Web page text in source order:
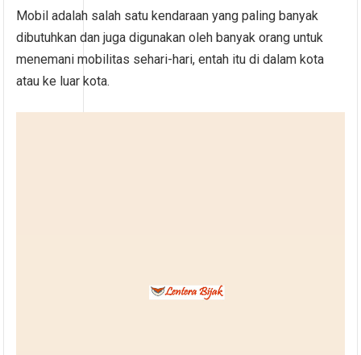
Mobil adalah salah satu kendaraan yang paling banyak
dibutuhkan dan juga digunakan oleh banyak orang untuk
menemani mobilitas sehari-hari, entah itu di dalam kota
atau ke luar kota.